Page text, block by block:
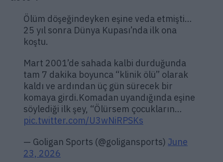
Ölüm döşeğindeyken eşine veda etmişti…
25 yıl sonra Dünya Kupası’nda ilk ona
koştu.
Mart 2001’de sahada kalbi durduğunda
tam 7 dakika boyunca “klinik ölü” olarak
kaldı ve ardından üç gün sürecek bir
komaya girdi.Komadan uyandığında eşine
söylediği ilk şey, “Ölürsem çocukların…
pic.twitter.com/U3wNiRPSKs
— Goligan Sports (@goligansports) June
23, 2026